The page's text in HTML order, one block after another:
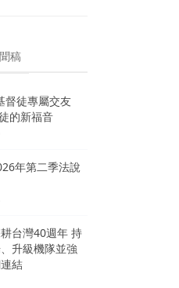
稿
督徒專屬交友
的新福音
年第二季法說
台灣40週年 持
升級機隊並強
結